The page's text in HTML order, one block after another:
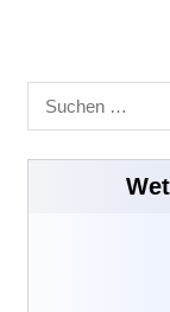
Suchen
nach: